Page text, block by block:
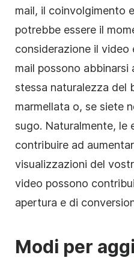
mail, il coinvolgimento
potrebbe essere il
considerazione il video
mail possono
stessa naturalezza del
marmellata o, se siete
sugo. Naturalmente, le
contribuire ad
visualizzazioni del
video possono
apertura e di
Modi per